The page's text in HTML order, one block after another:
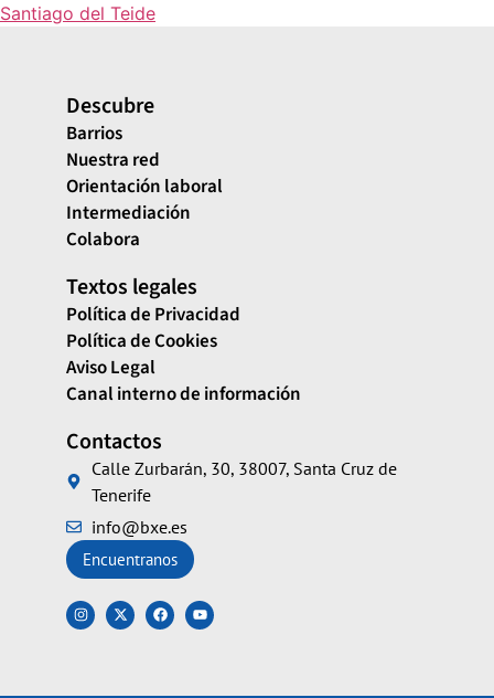
Santiago del Teide
Descubre
Barrios
Nuestra red
Orientación laboral
Intermediación
Colabora
Textos legales
Política de Privacidad
Política de Cookies
Aviso Legal
Canal interno de información
Contactos
Calle Zurbarán, 30, 38007, Santa Cruz de
Tenerife
info@bxe.es
Encuentranos